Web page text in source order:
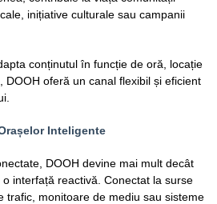
inițiative culturale sau campanii
conținutul în funcție de oră, locație
DOOH oferă un canal flexibil și eficient
Inteligente
DOOH devine mai mult decât
interfață reactivă. Conectat la surse
trafic, monitoare de mediu sau sisteme